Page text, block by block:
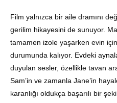
Film yalnızca bir aile dramını
gerilim hikayesini de sunuyor.
tamamen izole yaşarken evin
durumunda kalıyor. Evdeki
duyulan sesler, özellikle tavan
Sam’in ve zamanla Jane’in
karanlığı oldukça başarılı bir